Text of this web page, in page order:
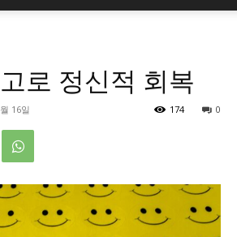
로 정신적 회복
16일 0
174